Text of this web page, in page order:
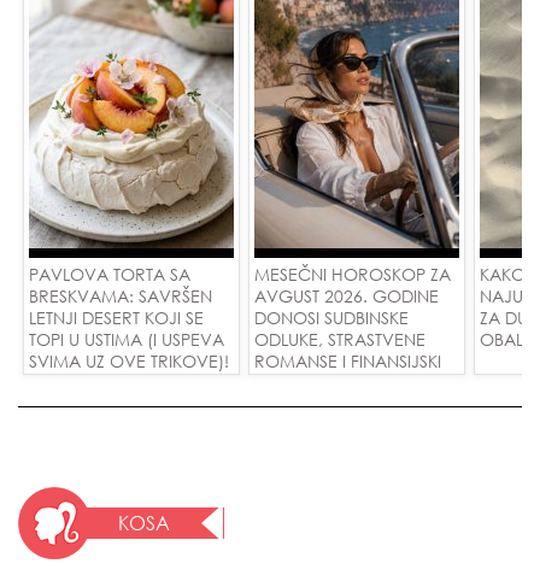
PAVLOVA TORTA SA
BRESKVAMA: SAVRŠEN
LETNJI DESERT KOJI SE
TOPI U USTIMA (I USPEVA
SVIMA UZ OVE TRIKOVE)!
MESEČNI HOROSKOP ZA
AVGUST 2026. GODINE
DONOSI SUDBINSKE
ODLUKE, STRASTVENE
ROMANSE I FINANSIJSKI
KAKO
ZA
KOSA